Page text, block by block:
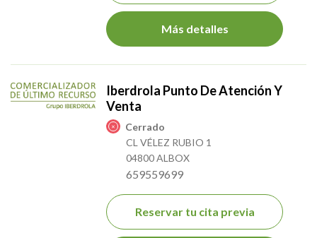
Más detalles
Iberdrola Punto De Atención Y
Venta
Cerrado
CL VÉLEZ RUBIO 1
04800 ALBOX
659559699
Reservar tu cita previa